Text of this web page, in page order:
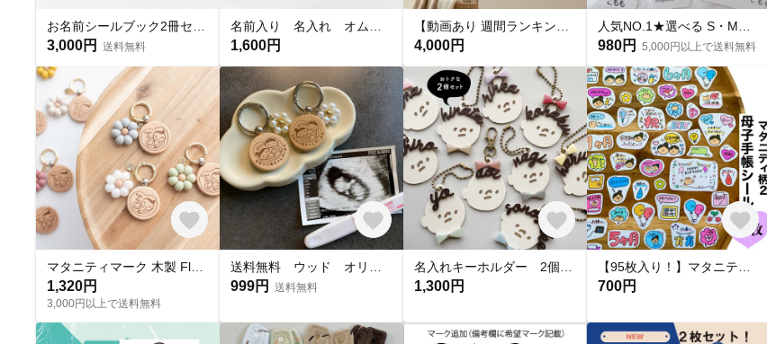
3,000円 送料無料 1,600円 4,000円 980円 5,000円以上で送料無料
1,320円
3,000円以上で送料無料
999円 送料無料 1,300円 700円